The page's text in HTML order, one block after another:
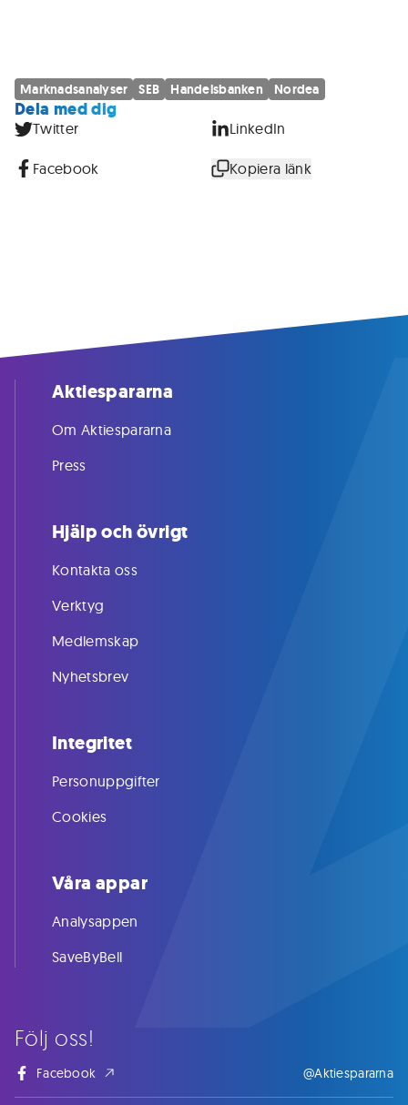
Marknadsanalyser SEB Handelsbanken Nordea
Dela med dig
Twitter LinkedIn
Facebook Kopiera länk
Följ oss!
Facebook @Aktiespararna
Aktiespararna
Om Aktiespararna
Press
Hjälp och övrigt
Kontakta oss
Verktyg
Medlemskap
Nyhetsbrev
Integritet
Personuppgifter
Cookies
Våra appar
Analysappen
SaveByBell